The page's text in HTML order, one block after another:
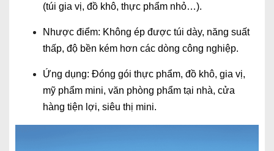
(túi gia vị, đồ khô, thực phẩm nhỏ…).
Nhược điểm: Không ép được túi dày, năng suất
thấp, độ bền kém hơn các dòng công nghiệp.
Ứng dụng: Đóng gói thực phẩm, đồ khô, gia vị,
mỹ phẩm mini, văn phòng phẩm tại nhà, cửa
hàng tiện lợi, siêu thị mini.